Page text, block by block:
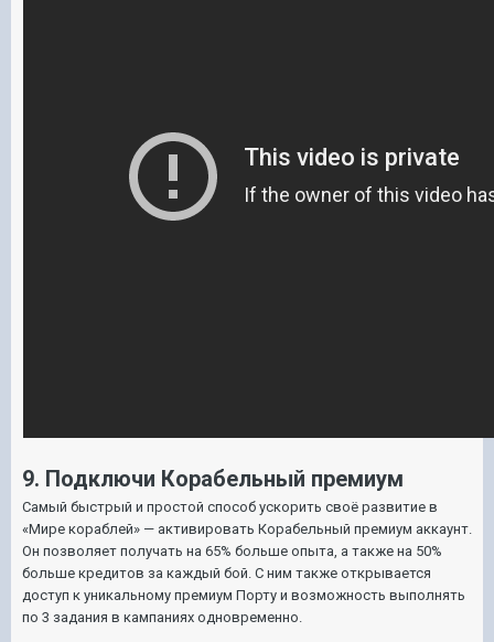
9. Подключи Корабельный премиум
Самый быстрый и простой способ ускорить своё развитие в
«Мире кораблей» — активировать Корабельный премиум аккаунт.
Он позволяет получать на 65% больше опыта, а также на 50%
больше кредитов за каждый бой. С ним также открывается
доступ к уникальному премиум Порту и возможность выполнять
по 3 задания в кампаниях одновременно.